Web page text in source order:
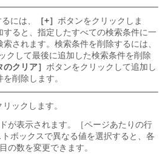
には、 ［+］ ボタンをクリックしま
すると、指定したすべての検索条件に一
されます。検索条件を削除するには、
クして最後に追加した検索条件を削除
のクリア］ ボタンをクリックして追加し
削除します。
リックします。
が表示されます。［ページあたりの行
ボックスで異なる値を選択すると、各
の数を変更できます。